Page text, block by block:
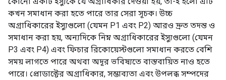
কখন সমাধান করা হতে পারে তার সেরা সূচক। উচ্চ
অগ্রাধিকারের ইস্যুগুলো (যেমন P1 এবং P2) আরও দ্রুত তদন্ত ও
সমাধান করা হয়, অন্যদিকে নিম্ন অগ্রাধিকারের ইস্যুগুলো (যেমন
P3 এবং P4) এবং ফিচার রিকোয়েস্টগুলো সমাধান করতে বেশি
সময় লাগতে পারে অথবা অদূর ভবিষ্যতে বাস্তবায়িত নাও হতে
পারে। প্রোডাক্টের অগ্রাধিকার, সম্ভাব্যতা এবং উপলব্ধ সম্পদের